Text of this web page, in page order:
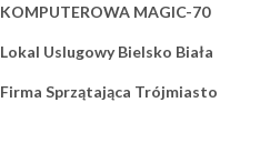
KOMPUTEROWA MAGIC-70
Lokal Uslugowy Bielsko Biała
Firma Sprzątająca Trójmiasto